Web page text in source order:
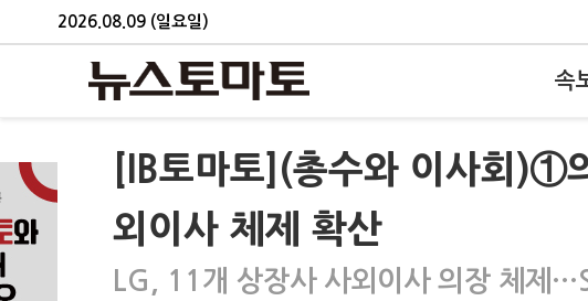
2026.08.09 (일요일)
속
[IB토마토](총수와 이사회)①
외이사 체제 확산
LG, 11개 상장사 사외이사 의장 체제